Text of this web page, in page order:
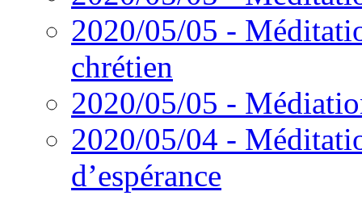
2020/05/05 -
chrétien
2020/05/05 -
2020/05/04 -
d’espérance